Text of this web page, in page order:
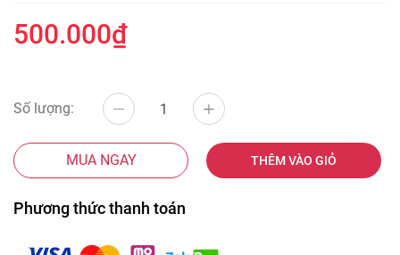
500.000₫
Số lượng:
MUA NGAY THÊM VÀO GIỎ
Phương thức thanh toán